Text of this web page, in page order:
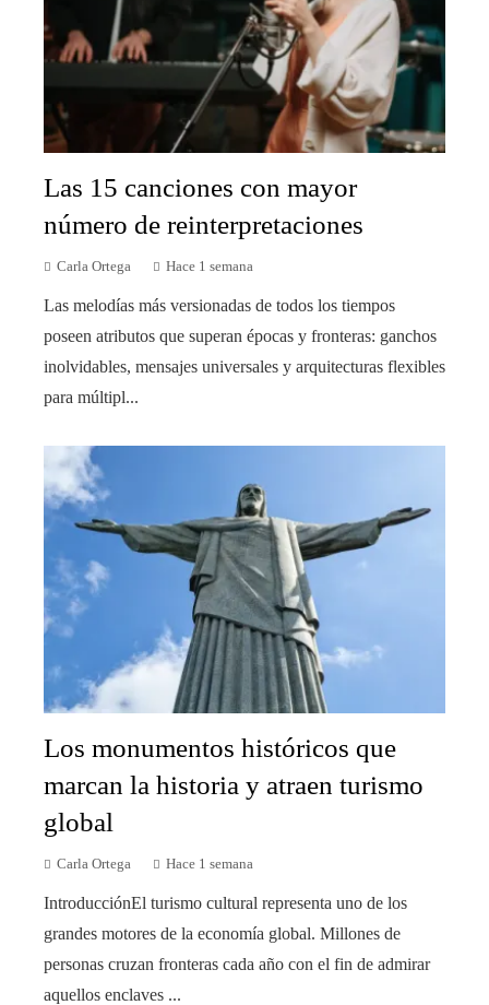
Las 15 canciones con mayor
número de reinterpretaciones
Carla Ortega Hace 1 semana
Las melodías más versionadas de todos los tiempos
poseen atributos que superan épocas y fronteras: ganchos
inolvidables, mensajes universales y arquitecturas flexibles
para múltipl...
Los monumentos históricos que
marcan la historia y atraen turismo
global
Carla Ortega Hace 1 semana
IntroducciónEl turismo cultural representa uno de los
grandes motores de la economía global. Millones de
personas cruzan fronteras cada año con el fin de admirar
aquellos enclaves ...